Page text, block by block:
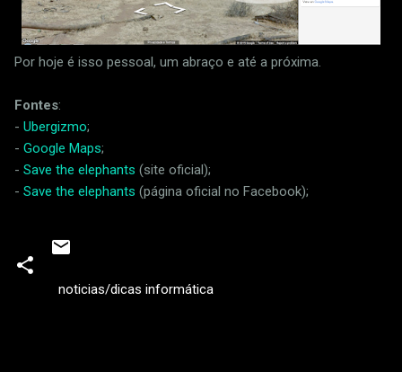
Por hoje é isso pessoal, um abraço e até a próxima.
Fontes:
- Ubergizmo;
- Google Maps;
- Save the elephants (site oficial);
- Save the elephants (página oficial no Facebook);
noticias/dicas informática